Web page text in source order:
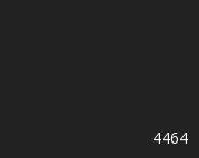
4464